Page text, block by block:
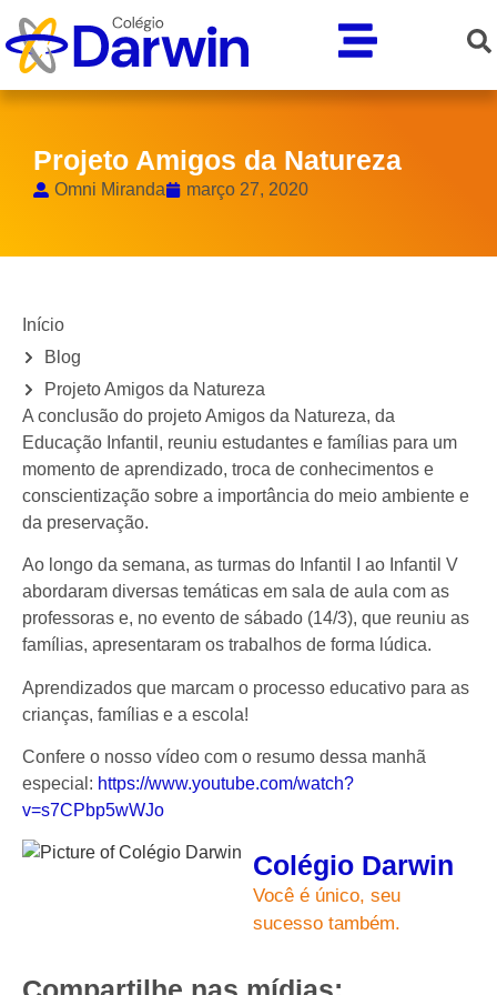
Projeto Amigos da Natureza
Omni Miranda março 27, 2020
Início
Blog
Projeto Amigos da Natureza
A conclusão do projeto Amigos da Natureza, da
Educação Infantil, reuniu estudantes e famílias para um
momento de aprendizado, troca de conhecimentos e
conscientização sobre a importância do meio ambiente e
da preservação.
Ao longo da semana, as turmas do Infantil I ao Infantil V
abordaram diversas temáticas em sala de aula com as
professoras e, no evento de sábado (14/3), que reuniu as
famílias, apresentaram os trabalhos de forma lúdica.
Aprendizados que marcam o processo educativo para as
crianças, famílias e a escola!
Confere o nosso vídeo com o resumo dessa manhã
especial: https://www.youtube.com/watch?
v=s7CPbp5wWJo
Colégio Darwin
Você é único, seu
sucesso também.